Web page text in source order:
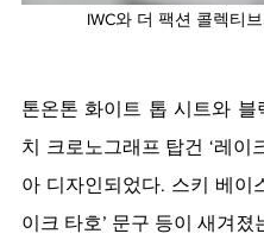
IWC와 더 팩션 콜렉티
톤온톤 화이트 톱 시트와 블
치 크로노그래프 탑건 ‘레이
아 디자인되었다. 스키 베이
이크 타호’ 문구 등이 새겨